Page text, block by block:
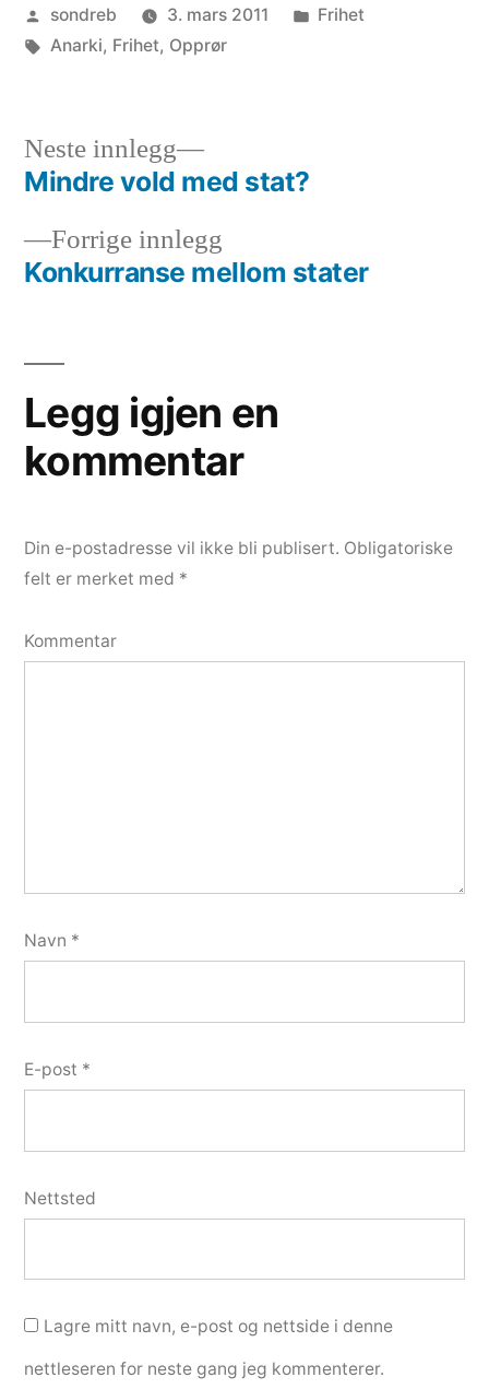
Publisert
av
sondreb 3. mars 2011
Publisert
Frihet
Stikkord:
Anarki, Frihet, Opprør
Innleggsnavigasjon
Forrige innlegg
innlegg:
Konkurranse mellom stater
Neste innlegg
Neste
innlegg:
Mindre vold med stat?
Legg igjen en
kommentar
Din e-postadresse vil ikke bli publisert. Obligatoriske
felt er merket med *
Kommentar
Navn *
E-post *
Nettsted
Lagre mitt navn, e-post og nettside i denne
nettleseren for neste gang jeg kommenterer.